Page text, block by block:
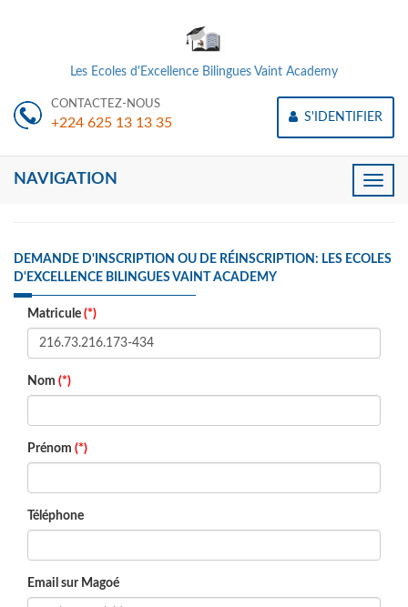
Les Ecoles d'Excellence Bilingues Vaint Academy
CONTACTEZ-NOUS
+224 625 13 13 35 S'IDENTIFIER
Toggle
NAVIGATION
DEMANDE D'INSCRIPTION OU DE RÉINSCRIPTION: LES ECOLES
D'EXCELLENCE BILINGUES VAINT ACADEMY
Matricule (*)
Nom (*)
Prénom (*)
Téléphone
Email sur Magoé